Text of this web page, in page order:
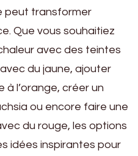
peut transformer
Que vous souhaitiez
avec des teintes
du jaune, ajouter
l’orange, créer un
ou encore faire une
du rouge, les options
idées inspirantes pour